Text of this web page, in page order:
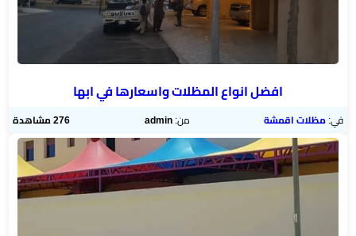
افضل انواع المظلات واسعارها في ابها
في:مظلات اقمشة من:admin 276 مشاهدة